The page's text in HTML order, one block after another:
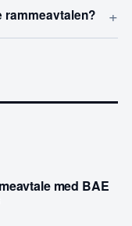
rammeavtalen? +
med BAE